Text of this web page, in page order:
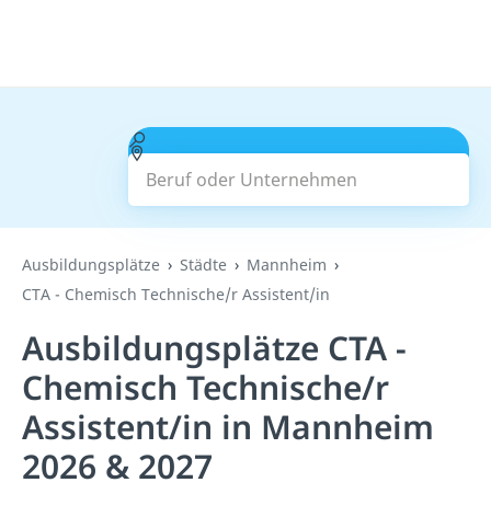
Beruf oder Unternehmen
Suchen
Ausbildungsplätze Städte
Mannheim
CTA - Chemisch Technische/r Assistent/in
Ausbildungsplätze CTA -
Chemisch Technische/r
Assistent/in in Mannheim
2026 & 2027